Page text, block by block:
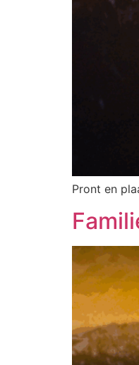
Pront en